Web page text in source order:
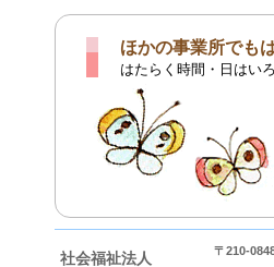
ほかの事業所でも
はたらく時間・日はい
社会福祉法人 〒210-